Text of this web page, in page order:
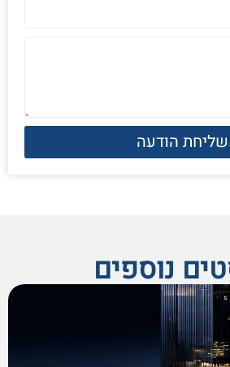
שליחת הודעה
נוספים